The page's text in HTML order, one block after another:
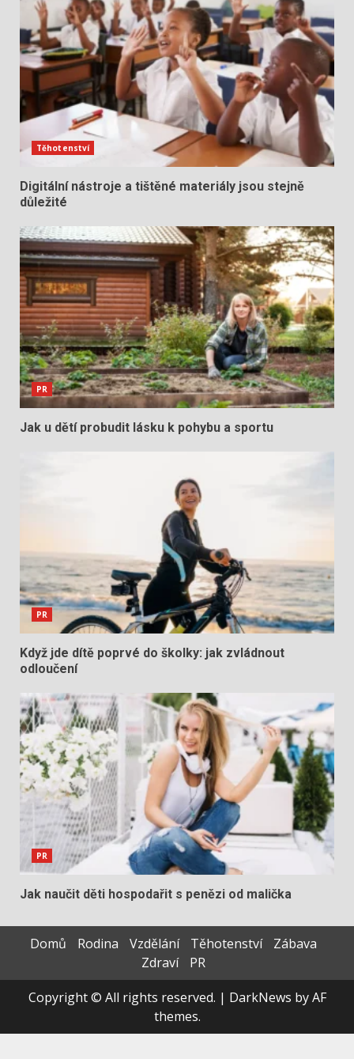
Těhotenství
Digitální nástroje a tištěné materiály jsou stejně
důležité
PR
Jak u dětí probudit lásku k pohybu a sportu
PR
Když jde dítě poprvé do školky: jak zvládnout
odloučení
PR
Jak naučit děti hospodařit s penězi od malička
Domů Rodina Vzdělání Těhotenství
Zábava
Zdraví
PR
Copyright © All rights reserved. | DarkNews by AF
themes.